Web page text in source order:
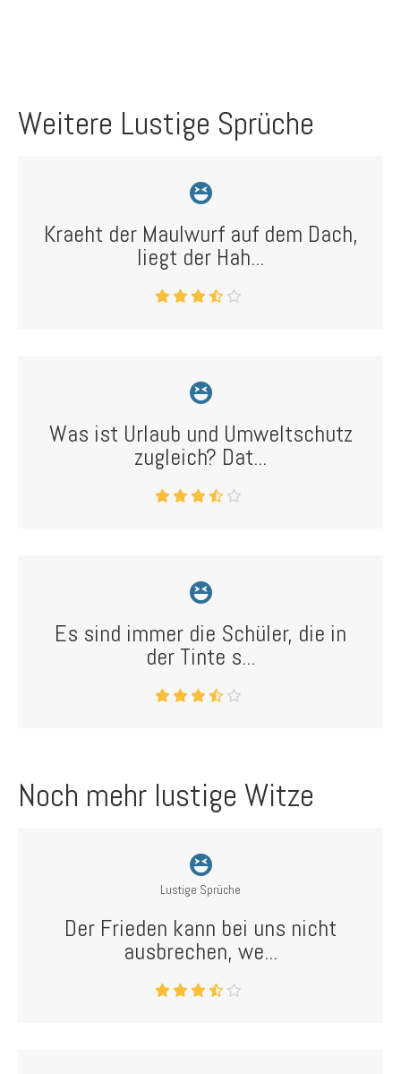
Weitere Lustige Sprüche
Kraeht der Maulwurf auf dem Dach,
liegt der Hah...
Was ist Urlaub und Umweltschutz
zugleich? Dat...
Es sind immer die Schüler, die in
der Tinte s...
Noch mehr lustige Witze
Lustige Sprüche
Der Frieden kann bei uns nicht
ausbrechen, we...